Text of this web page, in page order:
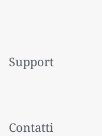
Support
Contatti